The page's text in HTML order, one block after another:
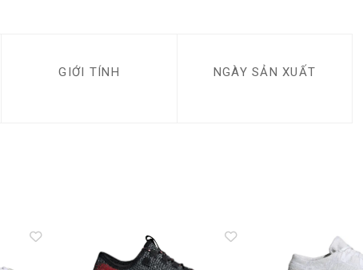
GIỚI TÍNH NGÀY SẢN XUẤT